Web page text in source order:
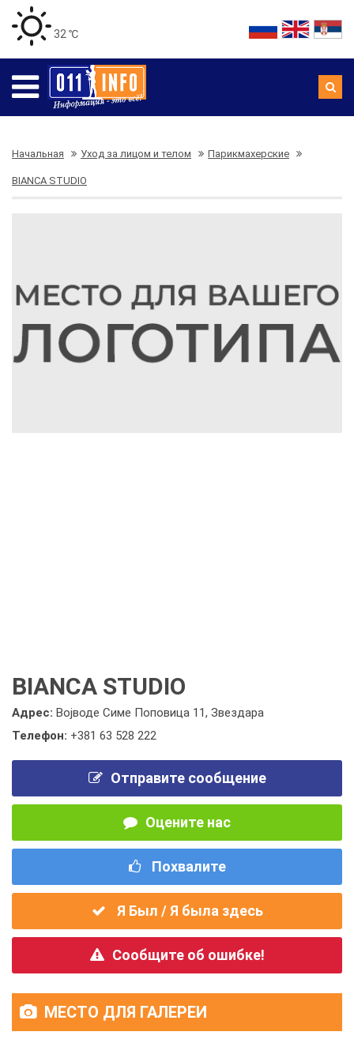
32 ℃
Начальная Уход за лицом и телом Парикмахерские
BIANCA STUDIO
BIANCA STUDIO
Адрес: Војводе Симе Поповица 11, Звездара
Телефон: +381 63 528 222
Отправите сообщение
Оцените нас
Похвалите
Я Был / Я была здесь
Сообщите об ошибке!
МЕСТО ДЛЯ ГАЛЕРЕИ